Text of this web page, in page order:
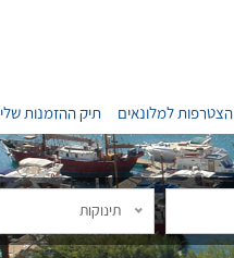
הצטרפות למלונאים תיק ההזמנות שלי
תינוקות